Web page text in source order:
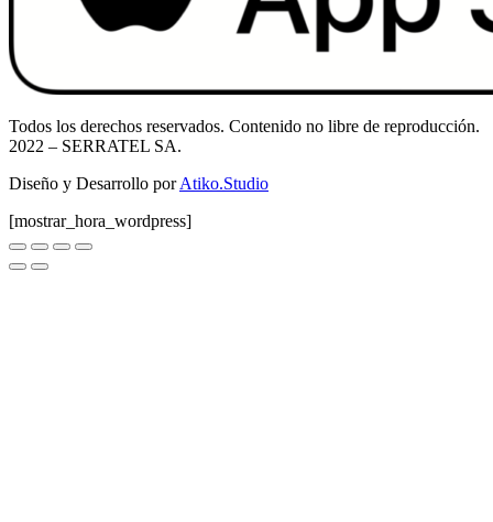
Todos los derechos reservados. Contenido no libre de reproducción.
2022 – SERRATEL SA.
Diseño y Desarrollo porAtiko.Studio
[mostrar_hora_wordpress]